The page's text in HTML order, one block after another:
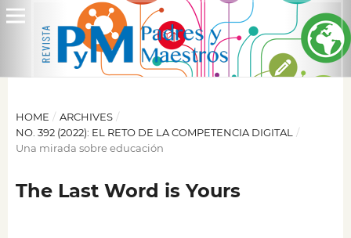
HOME / ARCHIVES /
NO. 392 (2022): EL RETO DE LA COMPETENCIA DIGITAL
/
Una mirada sobre educación
The Last Word is Yours